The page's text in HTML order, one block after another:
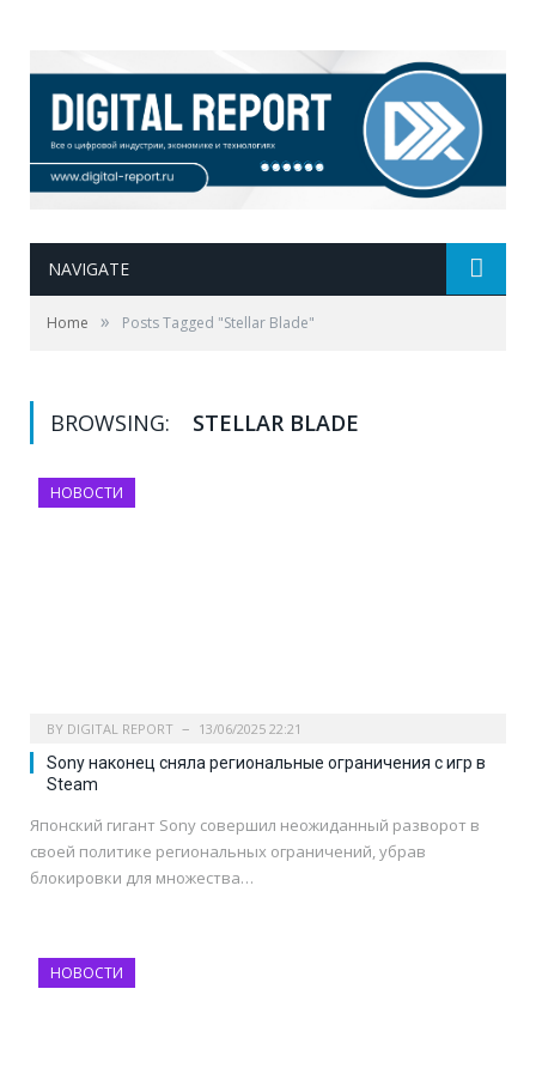
NAVIGATE
Home » Posts Tagged "Stellar Blade"
BROWSING: STELLAR BLADE
НОВОСТИ
BY DIGITAL REPORT 13/06/2025 22:21
Sony наконец сняла региональные ограничения с игр в
Steam
Японский гигант Sony совершил неожиданный разворот в
своей политике региональных ограничений, убрав
блокировки для множества…
НОВОСТИ